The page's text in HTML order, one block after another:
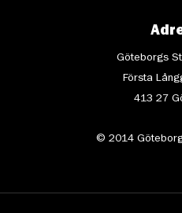
Göteborgs
Första
413 27
© 2014